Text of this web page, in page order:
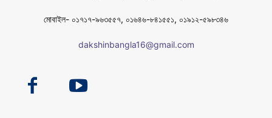
মোবাইল- ০১৭১৭-৯৬৩৫৫৭, ০১৬৪৬-৮৪১৫৫১, ০১৯১২-৫৯৮৩৪৬
dakshinbangla16@gmail.com